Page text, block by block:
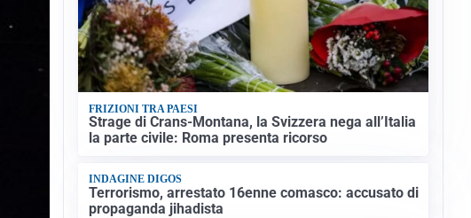
FRIZIONI TRA PAESI
Strage di Crans-Montana, la Svizzera nega all’Italia
la parte civile: Roma presenta ricorso
INDAGINE DIGOS
Terrorismo, arrestato 16enne comasco: accusato di
propaganda jihadista